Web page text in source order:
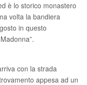
è lo storico monastero
volta la bandiera
in questo
con la strada
appesa ad un